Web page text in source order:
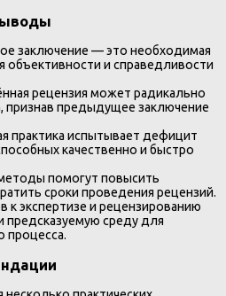
заключение — это необходимая
объективности и справедливости
рецензия может радикально
признав предыдущее заключение
практика испытывает дефицит
качественно и быстро
помогут повысить
сроки проведения рецензий.
к экспертизе и рецензированию
предсказуемую среду для
процесса.